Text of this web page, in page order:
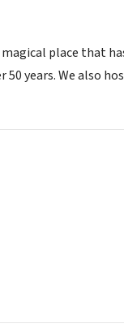
place that
years. We also